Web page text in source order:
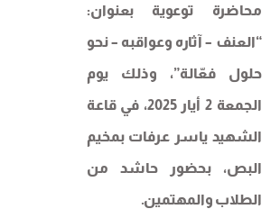
محاضرة توعوية بعنوان:
“العنف – آثاره وعواقبه – نحو
حلول فعّالة”، وذلك يوم
الجمعة 2 أيار 2025، في قاعة
الشهيد ياسر عرفات بمخيم
البص، بحضور حاشد من
الطلاب والمهتمين.